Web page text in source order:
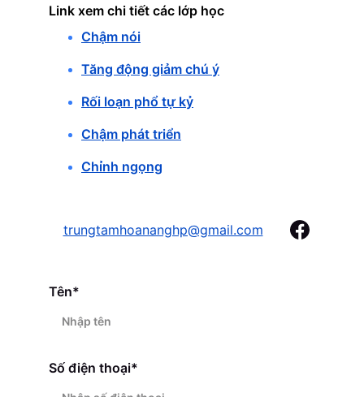
Link xem chi tiết các lớp học
Chậm nói
Tăng động giảm chú ý
Rối loạn phổ tự kỷ
Chậm phát triển
Chỉnh ngọng
Tên*
Số điện thoại*
trungtamhoananghp@gmail.com